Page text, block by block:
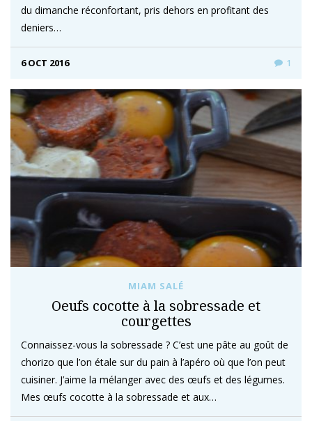
du dimanche réconfortant, pris dehors en profitant des
deniers…
6 OCT 2016 1
MIAM SALÉ
Oeufs cocotte à la sobressade et
courgettes
Connaissez-vous la sobressade ? C’est une pâte au goût de
chorizo que l’on étale sur du pain à l’apéro où que l’on peut
cuisiner. J’aime la mélanger avec des œufs et des légumes.
Mes œufs cocotte à la sobressade et aux…